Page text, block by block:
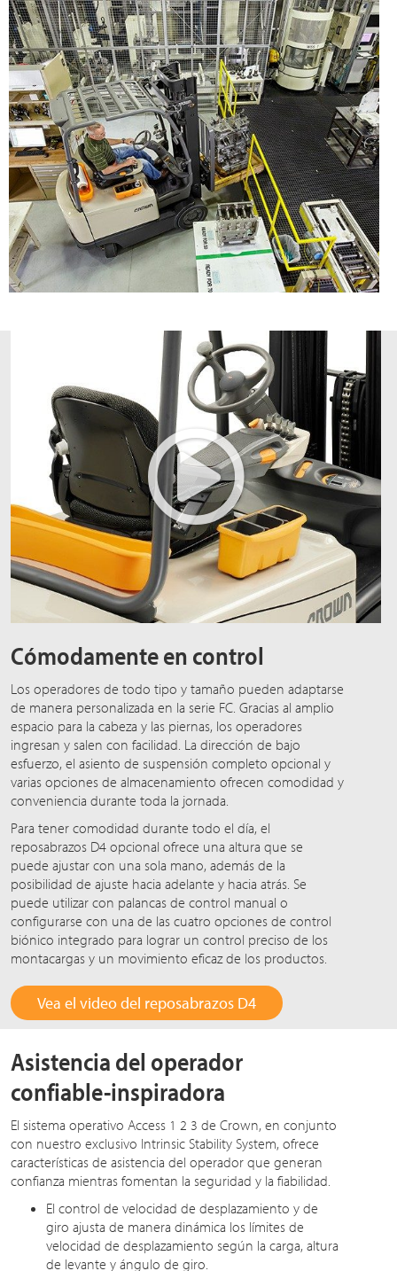
Cómodamente en control
Los operadores de todo tipo y tamaño pueden adaptarse
de manera personalizada en la serie FC. Gracias al amplio
espacio para la cabeza y las piernas, los operadores
ingresan y salen con facilidad. La dirección de bajo
esfuerzo, el asiento de suspensión completo opcional y
varias opciones de almacenamiento ofrecen comodidad y
conveniencia durante toda la jornada.
Para tener comodidad durante todo el día, el
reposabrazos D4 opcional ofrece una altura que se
puede ajustar con una sola mano, además de la
posibilidad de ajuste hacia adelante y hacia atrás. Se
puede utilizar con palancas de control manual o
configurarse con una de las cuatro opciones de control
biónico integrado para lograr un control preciso de los
montacargas y un movimiento eficaz de los productos.
Vea el video del reposabrazos D4
Asistencia del operador
confiable-inspiradora
El sistema operativo Access 1 2 3 de Crown, en conjunto
con nuestro exclusivo Intrinsic Stability System, ofrece
características de asistencia del operador que generan
confianza mientras fomentan la seguridad y la fiabilidad.
El control de velocidad de desplazamiento y de
giro ajusta de manera dinámica los límites de
velocidad de desplazamiento según la carga, altura
de levante y ángulo de giro.